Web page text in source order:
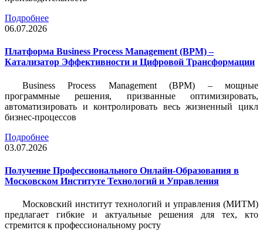
Подробнее
06.07.2026
Платформа Business Process Management (BPM) –
Катализатор Эффективности и Цифровой Трансформации
Business Process Management (BPM) – мощные
программные решения, призванные оптимизировать,
автоматизировать и контролировать весь жизненный цикл
бизнес-процессов
Подробнее
03.07.2026
Получение Профессионального Онлайн-Образования в
Московском Институте Технологий и Управления
Московский институт технологий и управления (МИТМ)
предлагает гибкие и актуальные решения для тех, кто
стремится к профессиональному росту